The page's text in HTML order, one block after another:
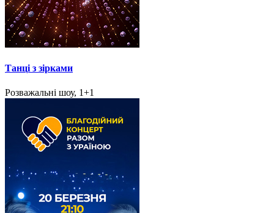
Танці з зірками
Розважальні шоу, 1+1